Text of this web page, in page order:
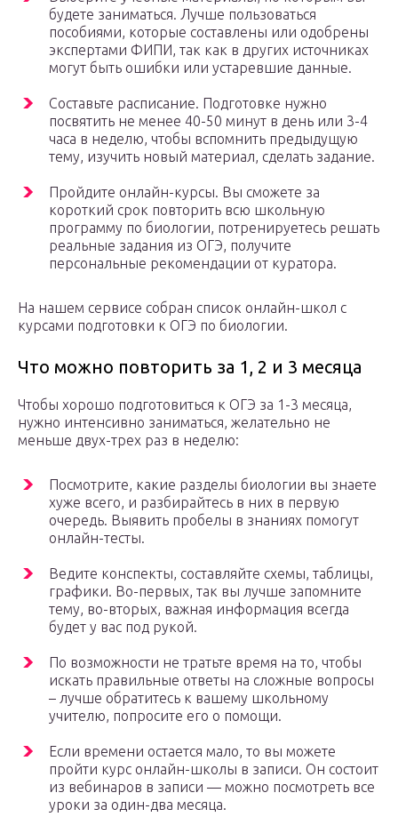
будете заниматься. Лучше пользоваться
пособиями, которые составлены или одобрены
экспертами ФИПИ, так как в других источниках
могут быть ошибки или устаревшие данные.
Составьте расписание. Подготовке нужно
посвятить не менее 40-50 минут в день или 3-4
часа в неделю, чтобы вспомнить предыдущую
тему, изучить новый материал, сделать задание.
Пройдите онлайн-курсы. Вы сможете за
короткий срок повторить всю школьную
программу по биологии, потренируетесь решать
реальные задания из ОГЭ, получите
персональные рекомендации от куратора.
На нашем сервисе собран список онлайн-школ с
курсами подготовки к ОГЭ по биологии.
Что можно повторить за 1, 2 и 3 месяца
Чтобы хорошо подготовиться к ОГЭ за 1-3 месяца,
нужно интенсивно заниматься, желательно не
меньше двух-трех раз в неделю:
Посмотрите, какие разделы биологии вы знаете
хуже всего, и разбирайтесь в них в первую
очередь. Выявить пробелы в знаниях помогут
онлайн-тесты.
Ведите конспекты, составляйте схемы, таблицы,
графики. Во-первых, так вы лучше запомните
тему, во-вторых, важная информация всегда
будет у вас под рукой.
По возможности не тратьте время на то, чтобы
искать правильные ответы на сложные вопросы
– лучше обратитесь к вашему школьному
учителю, попросите его о помощи.
Если времени остается мало, то вы можете
пройти курс онлайн-школы в записи. Он состоит
из вебинаров в записи — можно посмотреть все
уроки за один-два месяца.